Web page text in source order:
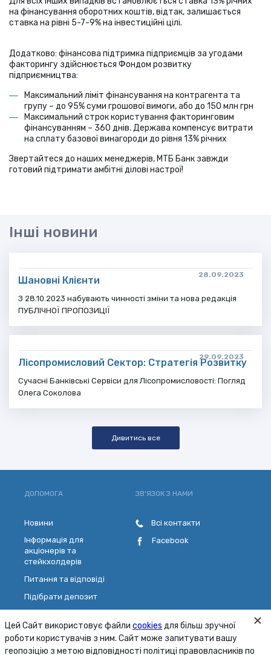
на фінансування оборотних коштів, відтак, залишається
ставка на рівні 5-7-9% на інвестиційні цілі.
Додатково: фінансова підтримка підприємців за угодами
факторингу здійснюється Фондом розвитку
підприємництва:
Максимальний ліміт фінансування на контрагента та
групу – до 95% суми грошової вимоги, або до 150 млн грн
Максимальний строк користування факторинговим
фінансуванням – 360 днів. Держава компенсує витрати
на сплату базової винагороди до рівня 13% річних
Звертайтеся до наших менеджерів, МТБ Банк завжди
готовий підтримати амбітні ділові настрої!
Інші новини
28.09.2023
Шановні Клієнти
З 28.10.2023 набувають чинності зміни та нова редакція
ПУБЛІЧНОЇ ПРОПОЗИЦІЇ
29.09.2023
Лісопромисловий Сектор: Стратегія Розвитку
Сучасні Банківські Сервіси для Лісопромисловості: Погляд
Олега Соколова
Дивитись все
Цей Сайт використовує файли cookies для більш зручної
роботи користувачів з ним. Сайт може запитувати вашу
геопозіцію з метою відповідності політиці правовласників по
ДОПОМОГА
Новини
Інформація для
акціонерів та
стейкхолдерів
Питання та відповіді
Підібрати депозит
Обрати платіжну картку
Зворотній зв'язок
ЗВ'ЯЗОК З НАМИ
Всі контакти
Facebook